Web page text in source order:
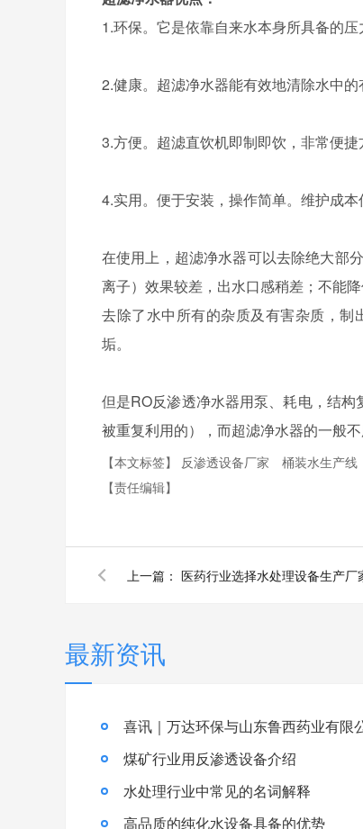
1.环保。它是依靠自来水本身所具备的
2.健康。超滤净水器能有效地清除水中
3.方便。超滤直饮机即制即饮，非常便捷
4.实用。便于安装，操作简单。维护成本
在使用上，超滤净水器可以去除绝大部
离子）效果较差，出水口感稍差；不能
去除了水中所有的杂质及有害杂质，
垢。
但是RO反渗透净水器用泵、耗电，结构
被重复利用的），而超滤净水器的一般
【本文标签】 反渗透设备厂家 桶装水生产线
【责任编辑】
上一篇：
最新资讯
喜讯｜万达环保与山东鲁西药业有限
煤矿行业用反渗透设备介绍
水处理行业中常见的名词解释
高品质的纯化水设备具备的优势